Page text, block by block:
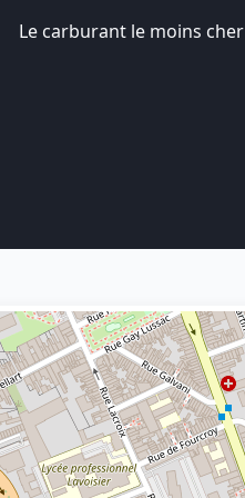
Le carburant le moins cher